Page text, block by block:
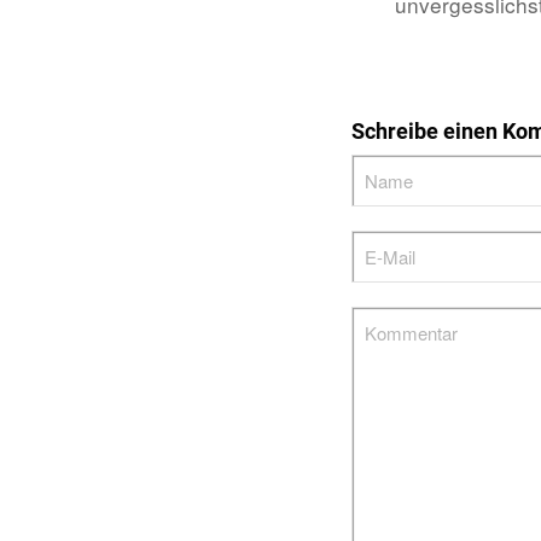
Schreibe einen